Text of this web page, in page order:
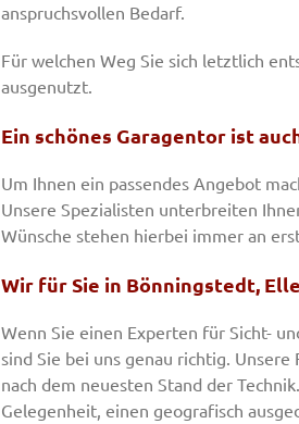
anspruchsvollen Bedarf.
Für welchen Weg Sie sich letztlich
ausgenutzt.
Ein schönes Garagentor ist
Um Ihnen ein passendes Angebot
Unsere Spezialisten unterbreiten
Wünsche stehen hierbei immer an
Wir für Sie in Bönningstedt,
Wenn Sie einen Experten für Sicht-
sind Sie bei uns genau richtig.
nach dem neuesten Stand der
Gelegenheit, einen geografisch